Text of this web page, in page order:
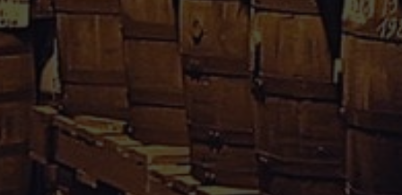
Rhum Caraïbes – Vente en ligne de rhum agricole de